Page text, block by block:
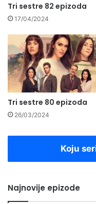
Tri sestre 82 epizoda
17/04/2024
Tri sestre 80 epizoda
26/03/2024
Koju
Najnovije epizode